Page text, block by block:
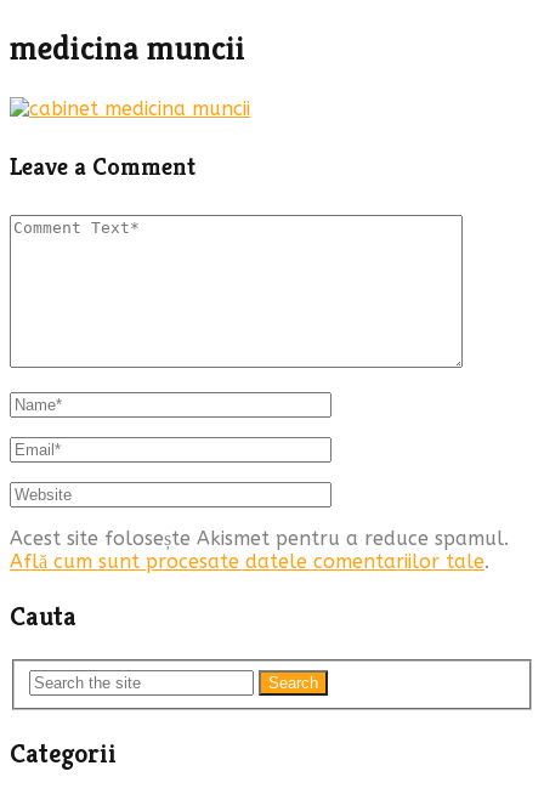
medicina muncii
Leave a Comment
Acest site folosește Akismet pentru a reduce spamul.
Află cum sunt procesate datele comentariilor tale.
Cauta
Search
Categorii